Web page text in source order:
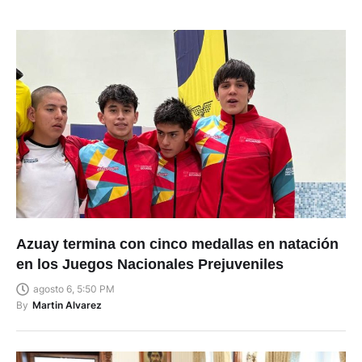
Azuay termina con cinco medallas en natación
en los Juegos Nacionales Prejuveniles
agosto 6, 5:50 PM
By Martin Alvarez